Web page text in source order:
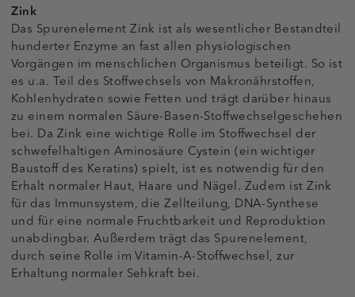
Zink
Das Spurenelement Zink ist als wesentlicher Bestandteil
hunderter Enzyme an fast allen physiologischen
Vorgängen im menschlichen Organismus beteiligt. So ist
es u.a. Teil des Stoffwechsels von Makronährstoffen,
Kohlenhydraten sowie Fetten und trägt darüber hinaus
zu einem normalen Säure-Basen-Stoffwechselgeschehen
bei. Da Zink eine wichtige Rolle im Stoffwechsel der
schwefelhaltigen Aminosäure Cystein (ein wichtiger
Baustoff des Keratins) spielt, ist es notwendig für den
Erhalt normaler Haut, Haare und Nägel. Zudem ist Zink
für das Immunsystem, die Zellteilung, DNA-Synthese
und für eine normale Fruchtbarkeit und Reproduktion
unabdingbar. Außerdem trägt das Spurenelement,
durch seine Rolle im Vitamin-A-Stoffwechsel, zur
Erhaltung normaler Sehkraft bei.